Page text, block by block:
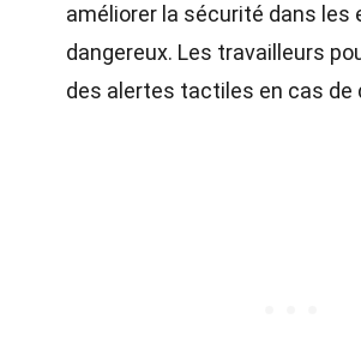
améliorer la sécurité dans les
dangereux. Les travailleurs
des alertes tactiles en cas de